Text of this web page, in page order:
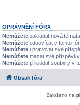
OPRÁVNĚNÍ FÓRA
Nemůžete zakládat nová
Nemůžete odpovídat v tomto
Nemůžete upravovat své
Nemůžete mazat své
Nemůžete přikládat soubory v
Obsah fóra
Založeno na